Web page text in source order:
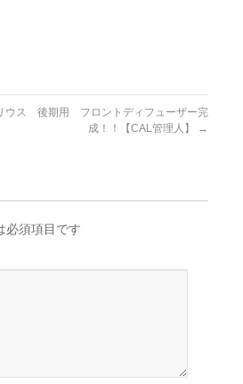
ウス 後期用 フロントディフューザー完
成！！【CAL管理人】
→
必須項目です